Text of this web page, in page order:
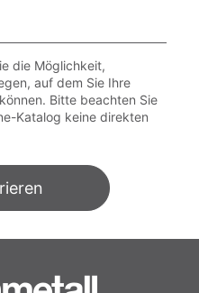
die Möglichkeit,
auf dem Sie Ihre
Bitte beachten Sie
Katalog keine direkten